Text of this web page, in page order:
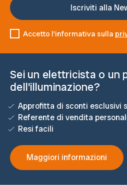
Accetto l'informativa sulla
Sei un elettricista o un
dell'illuminazione?
Approfitta di sconti esclusivi
Referente di vendita
Resi facili
Maggiori informazioni